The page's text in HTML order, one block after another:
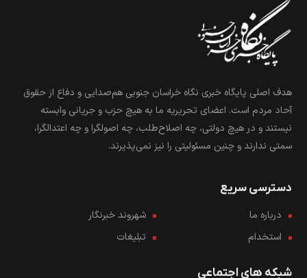
هدف اصلی پایگاه خبری نگاه خراسان جنوبی هم‌صدایی و دفاع از حقوق
آحاد مردم است. اعضای تحریریه ما به هیچ حزب و جریانی وابسته
نیستند و در هیچ دولتی، چه اصلاح‌طلب، چه اصولگرا و چه اعتدالگرا،
سمتی ندارند و چنین مسئولیتی را نیز نمی‌پذیرند.
دسترسی سریع
درباره ما
شهروند خبرنگار
استخدام
تبلیغات
شبکه های اجتماعی